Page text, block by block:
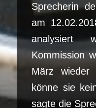
Sprecherin
am
analysiert
Kommission
März wieder
könne sie
sagte die